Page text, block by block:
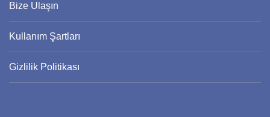
Bize Ulaşın
Kullanım Şartları
Gizlilik Politikası